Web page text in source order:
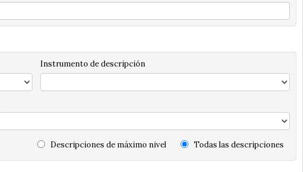
Instrumento de descripción
Descripciones de máximo nivel Todas las descripciones